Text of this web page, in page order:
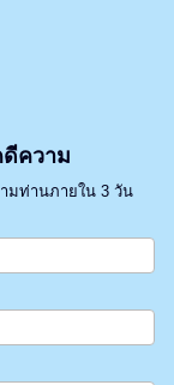
ความ
มท่านภายใน 3 วัน